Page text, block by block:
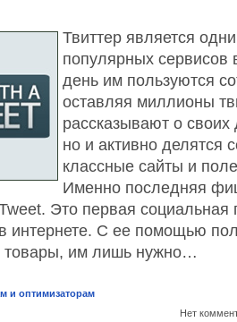
Твиттер является
популярных сервисов
день им пользуются
оставляя миллионы
рассказывают о
но и активно делятся
классные сайты и
Именно последняя
Это первая социальная
интернете. С ее помощью
товары, им лишь нужно…
и оптимизаторам
Нет